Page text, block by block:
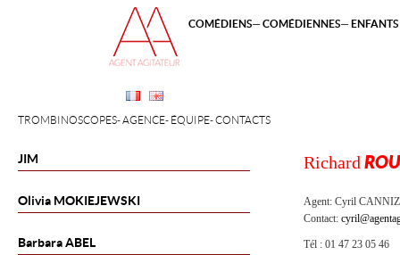
JIM
Olivia MOKIEJEWSKI
BarbaraABEL
TROMBINOSCOPES AGENCE ÉQUIPE CONTACTS
COMÉDIENS COMÉDIENNES
Richard
Agent: Cyril
Contact:
Tél : 01 47 23 05 46